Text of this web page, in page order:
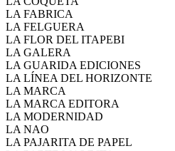
LA FABRICA
LA FELGUERA
LA FLOR DEL ITAPEBI
LA GALERA
LA GUARIDA EDICIONES
LA LÍNEA DEL HORIZONTE
LA MARCA
LA MARCA EDITORA
LA MODERNIDAD
LA NAO
LA PAJARITA DE PAPEL